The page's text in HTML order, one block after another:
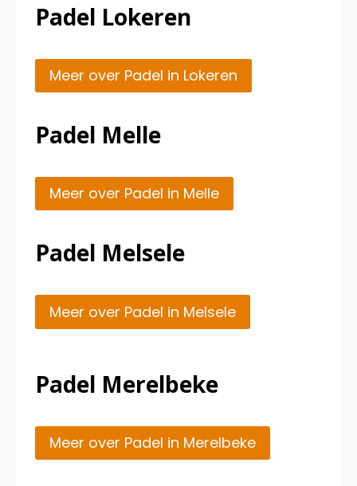
Padel Lokeren
Meer over Padel in Lokeren
Padel Melle
Meer over Padel in Melle
Padel Melsele
Meer over Padel in Melsele
Padel Merelbeke
Meer over Padel in Merelbeke